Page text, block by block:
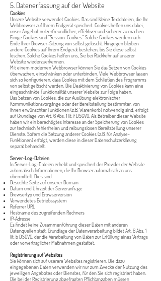
5. Datenerfassung auf der Website
Cookies
Unsere Website verwendet Cookies. Das sind kleine Textdateien, die Ihr
Webbrowser auf Ihrem Endgerät speichert. Cookies helfen uns dabei,
unser Angebot nutzerfreundlicher, effektiver und sicherer zu machen.
Einige Cookies sind “Session-Cookies.” Solche Cookies werden nach
Ende Ihrer Browser-Sitzung von selbst gelöscht. Hingegen bleiben
andere Cookies auf Ihrem Endgerät bestehen, bis Sie diese selbst
löschen. Solche Cookies helfen uns, Sie bei Rückkehr auf unserer
Website wiederzuerkennen.
Mit einem modernen Webbrowser können Sie das Setzen von Cookies
überwachen, einschränken oder unterbinden. Viele Webbrowser lassen
sich so konfigurieren, dass Cookies mit dem Schließen des Programms
von selbst gelöscht werden. Die Deaktivierung von Cookies kann eine
eingeschränkte Funktionalität unserer Website zur Folge haben.
Das Setzen von Cookies, die zur Ausübung elektronischer
Kommunikationsvorgänge oder der Bereitstellung bestimmter, von
Ihnen erwünschter Funktionen (z.B. Warenkorb) notwendig sind, erfolgt
auf Grundlage von Art. 6 Abs. 1 lit. f DSGVO. Als Betreiber dieser Website
haben wir ein berechtigtes Interesse an der Speicherung von Cookies
zur technisch fehlerfreien und reibungslosen Bereitstellung unserer
Dienste. Sofern die Setzung anderer Cookies (z.B. für Analyse-
Funktionen) erfolgt, werden diese in dieser Datenschutzerklärung
separat behandelt.
Server-Log-Dateien
In Server-Log-Dateien erhebt und speichert der Provider der Website
automatisch Informationen, die Ihr Browser automatisch an uns
übermittelt. Dies sind:
Besuchte Seite auf unserer Domain
Datum und Uhrzeit der Serveranfrage
Browsertyp und Browserversion
Verwendetes Betriebssystem
Referrer URL
Hostname des zugreifenden Rechners
IP-Adresse
Es findet keine Zusammenführung dieser Daten mit anderen
Datenquellen statt. Grundlage der Datenverarbeitung bildet Art. 6 Abs. 1
lit. b DSGVO, der die Verarbeitung von Daten zur Erfüllung eines Vertrags
oder vorvertraglicher Maßnahmen gestattet.
Registrierung auf Websites
Sie können sich auf userere Websites registrieren. Die dazu
eingegebenen Daten verwenden wir nur zum Zwecke der Nutzung des
jeweiligen Angebotes oder Dienstes, für den Sie sich registriert haben.
Die bei der Registrierung abgefragten Pflichtangaben müssen